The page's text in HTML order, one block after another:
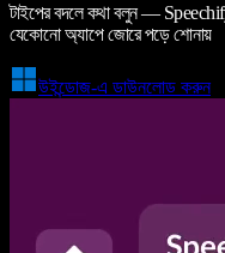
টাইপের বদলে কথা বলুন —
যেকোনো অ্যাপে জোরে পড়ে শোনায়
উইন্ডোজ-এ ডাউনলোড করুন